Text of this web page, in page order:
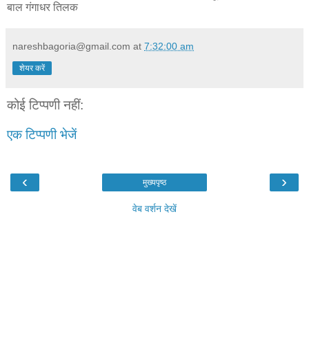
बाल गंगाधर तिलक
nareshbagoria@gmail.com at 7:32:00 am
शेयर करें
कोई टिप्पणी नहीं:
एक टिप्पणी भेजें
‹ ›
मुख्यपृष्ठ
वेब वर्शन देखें